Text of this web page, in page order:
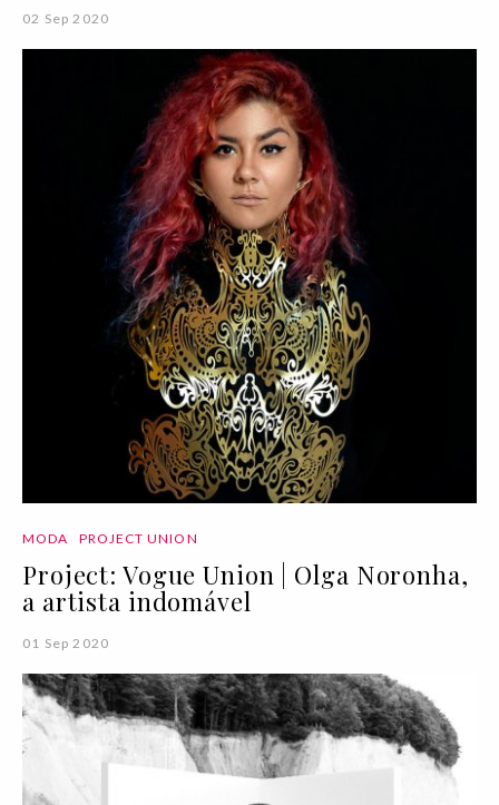
02 Sep 2020
MODA PROJECT UNION
Project: Vogue Union | Olga Noronha,
a artista indomável
01 Sep 2020